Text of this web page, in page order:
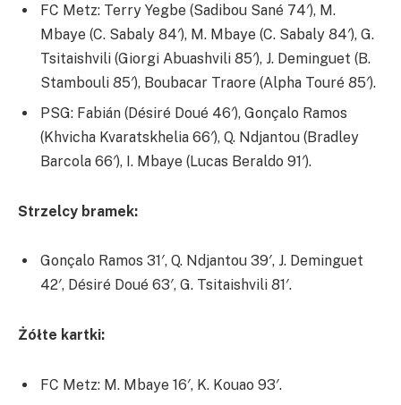
FC Metz: Terry Yegbe (Sadibou Sané 74′), M.
Mbaye (C. Sabaly 84′), M. Mbaye (C. Sabaly 84′), G.
Tsitaishvili (Giorgi Abuashvili 85′), J. Deminguet (B.
Stambouli 85′), Boubacar Traore (Alpha Touré 85′).
PSG: Fabián (Désiré Doué 46′), Gonçalo Ramos
(Khvicha Kvaratskhelia 66′), Q. Ndjantou (Bradley
Barcola 66′), I. Mbaye (Lucas Beraldo 91′).
Strzelcy bramek:
Gonçalo Ramos 31′, Q. Ndjantou 39′, J. Deminguet
42′, Désiré Doué 63′, G. Tsitaishvili 81′.
Żółte kartki:
FC Metz: M. Mbaye 16′, K. Kouao 93′.